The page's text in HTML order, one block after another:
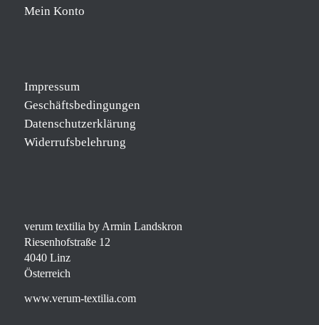
Mein Konto
Impressum
Geschäftsbedingungen
Datenschutzerklärung
Widerrufsbelehrung
verum textilia by Armin Landskron
Riesenhofstraße 12
4040 Linz
Österreich
www.verum-textilia.com